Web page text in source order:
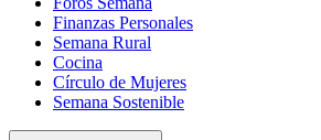
Finanzas Personales
Semana Rural
Cocina
Círculo de Mujeres
Semana Sostenible